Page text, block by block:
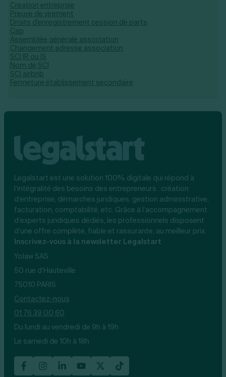
Creation entreprise
Preuve de virement
Droits d'enregistrement cession de parts
Csp
Assemblée générale association
Changement adresse association
SCI IR ou IS
Nom de SCI
SCI airbnb
Fermeture établissement secondaire
Legalstart est une solution 100% digitale qui répond à
l’intégralité des besoins des entrepreneurs : création
d’entreprise, démarches juridiques, gestion administrative,
facturation, comptabilité, etc. Grâce à l’accompagnement
d’experts juridiques dédiés, les professionnels disposent
d’une offre complète, fiable et rassurante, au meilleur prix.
Inscrivez-vous à la newsletter Legalstart
Yolaw SAS
50 rue d’Hauteville
75010 PARIS
Contactez-nous
01 76 39 00 60
Du lundi au vendredi de 9h à 19h
Le samedi de 10h à 18h